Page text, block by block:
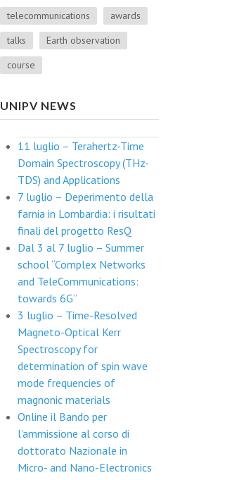
telecommunications
awards
talks
Earth observation
course
UNIPV NEWS
11 luglio – Terahertz-Time
Domain Spectroscopy (THz-
TDS) and Applications
7 luglio – Deperimento della
farnia in Lombardia: i risultati
finali del progetto ResQ
Dal 3 al 7 luglio – Summer
school “Complex Networks
and TeleCommunications:
towards 6G”
3 luglio – Time-Resolved
Magneto-Optical Kerr
Spectroscopy for
determination of spin wave
mode frequencies of
magnonic materials
Online il Bando per
l’ammissione al corso di
dottorato Nazionale in
Micro- and Nano-Electronics